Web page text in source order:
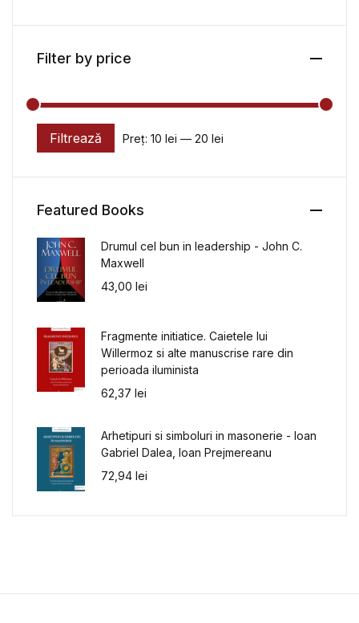
Filter by price
Preț minim
Preț maxim
Filtrează Preț: 10 lei — 20 lei
Featured Books
Drumul cel bun in leadership - John C.
Maxwell
43,00 lei
Fragmente initiatice. Caietele lui
Willermoz si alte manuscrise rare din
perioada iluminista
62,37 lei
Arhetipuri si simboluri in masonerie - Ioan
Gabriel Dalea, Ioan Prejmereanu
72,94 lei